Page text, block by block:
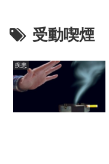
受動喫煙
疾患